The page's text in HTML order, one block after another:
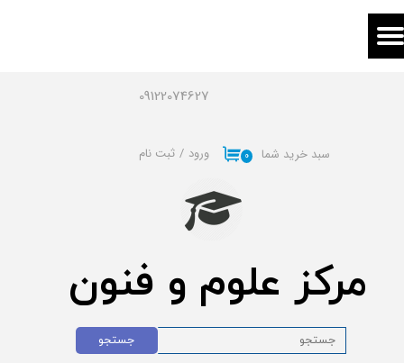
09122074627
مرکز علوم و فنون
۰ سبد خرید شما ورود / ثبت نام
حساب کاربری من
خروج از حساب کاربری
جستجو